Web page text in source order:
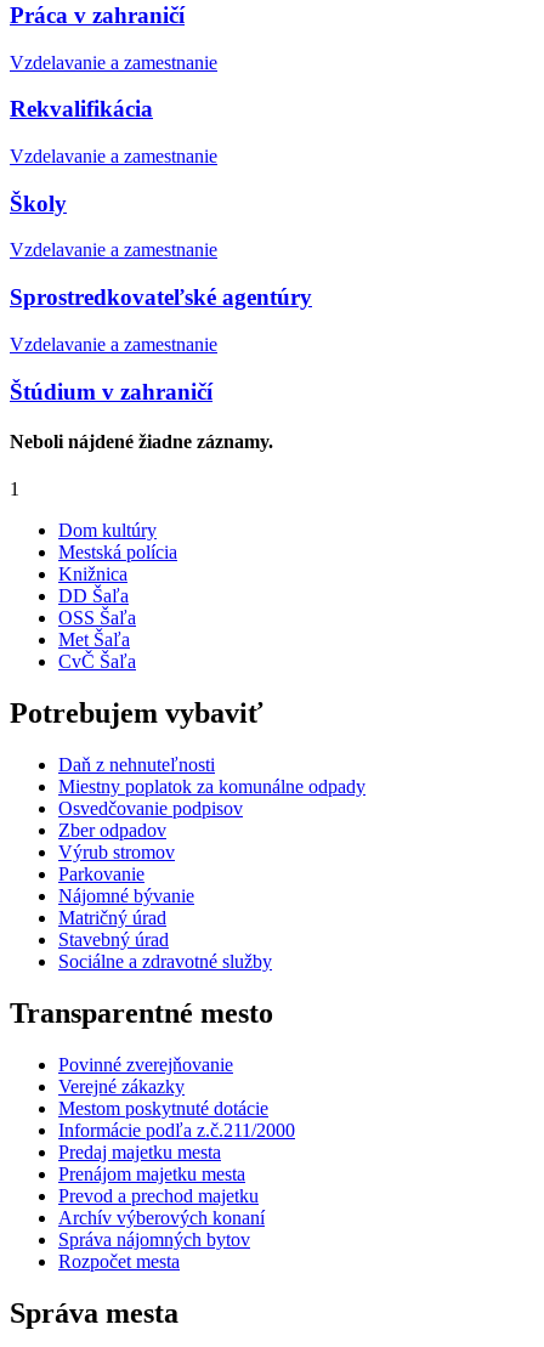
Práca v zahraničí
Vzdelavanie a zamestnanie
Rekvalifikácia
Vzdelavanie a zamestnanie
Školy
Vzdelavanie a zamestnanie
Sprostredkovateľské agentúry
Vzdelavanie a zamestnanie
Štúdium v zahraničí
Neboli nájdené žiadne záznamy.
1
Dom kultúry
Mestská polícia
Knižnica
DD Šaľa
OSS Šaľa
Met Šaľa
CvČ Šaľa
Potrebujem vybaviť
Daň z nehnuteľnosti
Miestny poplatok za komunálne odpady
Osvedčovanie podpisov
Zber odpadov
Výrub stromov
Parkovanie
Nájomné bývanie
Matričný úrad
Stavebný úrad
Sociálne a zdravotné služby
Transparentné mesto
Povinné zverejňovanie
Verejné zákazky
Mestom poskytnuté dotácie
Informácie podľa z.č.211/2000
Predaj majetku mesta
Prenájom majetku mesta
Prevod a prechod majetku
Archív výberových konaní
Správa nájomných bytov
Rozpočet mesta
Správa mesta